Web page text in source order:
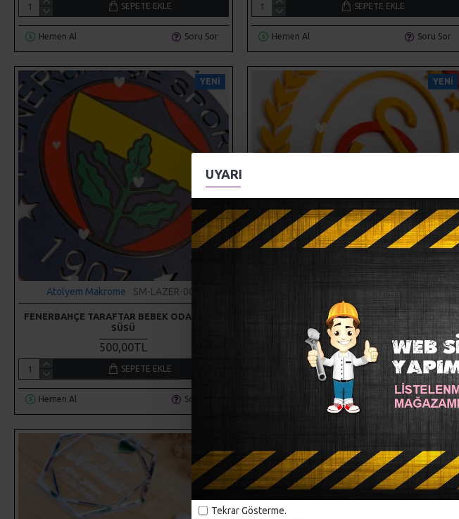
UYARI
Tekrar Gösterme.
SEPETE EKLE
Hemen Al Soru Sor
SEPETE EKLE
Hemen Al Soru Sor
YENI
Atolyem Makrome SM-LAZER-009
FENERBAHÇE TARAFTAR BEBEK ODASI KAPI
SÜSÜ
500,00TL
SEPETE EKLE
Hemen Al Soru Sor
YENI
SM-LAZER-0010
GALATASARAY TARAFTAR BEBEK ODASI KAPI
SÜSÜ
500,00TL
SEPETE EKLE
Soru Sor